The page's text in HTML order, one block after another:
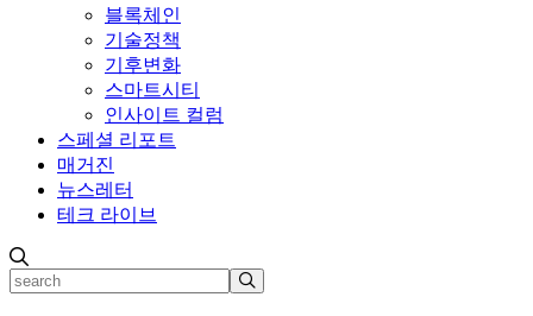
블록체인
기술정책
기후변화
스마트시티
인사이트 컬럼
스페셜 리포트
매거진
뉴스레터
테크 라이브